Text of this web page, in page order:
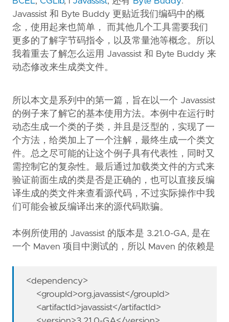
Javassist 和 Byte Buddy 更贴近我们编码中的概
念，使用起来也简单， 而其他几个工具需要我们
更多的了解字节码指令，以及常量池等概念。所以
我着重去了解怎么运用 Javassist 和 Byte Buddy 来
动态修改来生成类文件。
所以本文是系列中的第一篇，旨在以一个 Javassist
的例子来了解它的基本使用方法。本例中在运行时
动态生成一个类的子类，并且是泛型的，实现了一
个方法，给类加上了一个注解，最终生成一个类文
件。总之尽可能的让这个例子具有代表性，同时又
需控制它的复杂性。最后通过加载类文件的方式来
验证前面生成的类是否是正确的，也可以直接反编
译生成的类文件来查看源代码，不过实际操作中我
们可能会被反编译出来的源代码欺骗。
本例所使用的 Javassist 的版本是 3.21.0-GA, 是在
一个 Maven 项目中测试的，所以 Maven 的依赖是
<dependency>
<groupId>org.javassist</groupId>
<artifactId>javassist</artifactId>